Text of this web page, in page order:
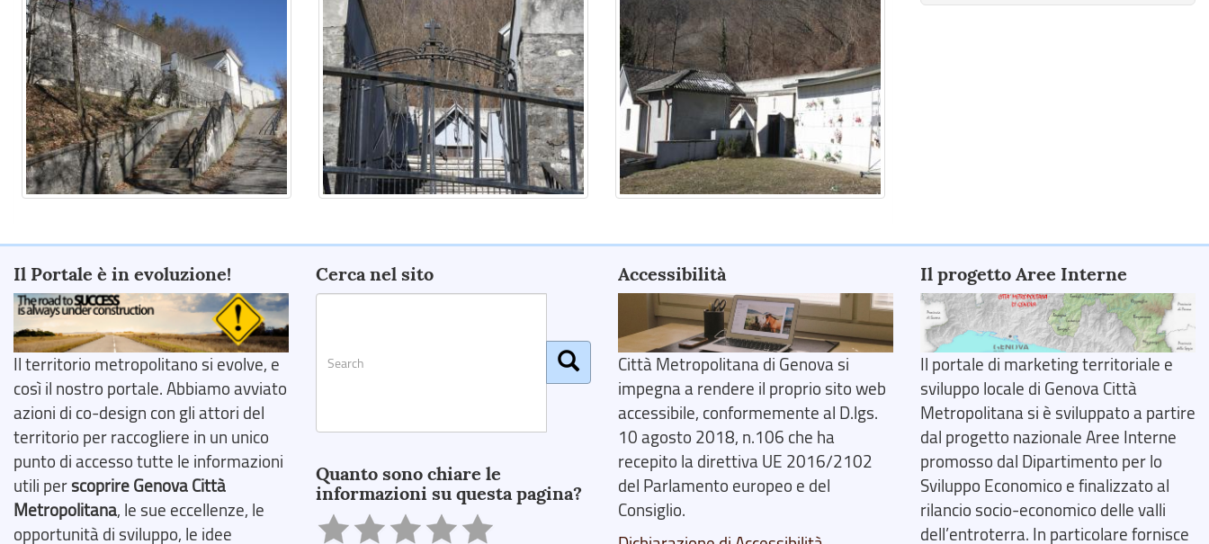
Il Portale è in evoluzione!
Il territorio metropolitano si evolve, e
così il nostro portale. Abbiamo avviato
azioni di co-design con gli attori del
territorio per raccogliere in un unico
punto di accesso tutte le informazioni
utili perscoprire Genova Città
Metropolitana, le sue eccellenze, le
opportunità di sviluppo, le idee
Cerca nel sito
Quanto sono chiare le
informazioni su questa pagina?
Accessibilità
Città Metropolitana di Genova si
impegna a rendere il proprio sito web
accessibile, conformemente al D.lgs.
10 agosto 2018, n.106 che ha
recepito la direttiva UE 2016/2102
del Parlamento europeo e del
Consiglio.
Il progetto Aree Interne
Il portale di marketing territoriale e
sviluppo locale di Genova Città
Metropolitana si è sviluppato a partire
dal progetto nazionale Aree Interne
promosso dal Dipartimento per lo
Sviluppo Economico e finalizzato al
rilancio socio-economico delle valli
dell’entroterra. In particolare fornisce